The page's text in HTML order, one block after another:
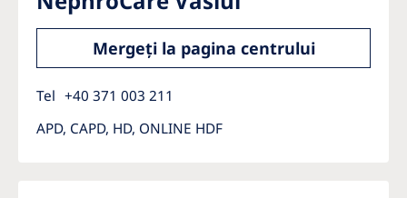
Mergeți la pagina centrului
Tel +40 371 003 211
APD, CAPD, HD, ONLINE HDF